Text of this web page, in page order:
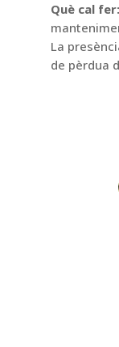
Què cal fer:
La
de pèrdua